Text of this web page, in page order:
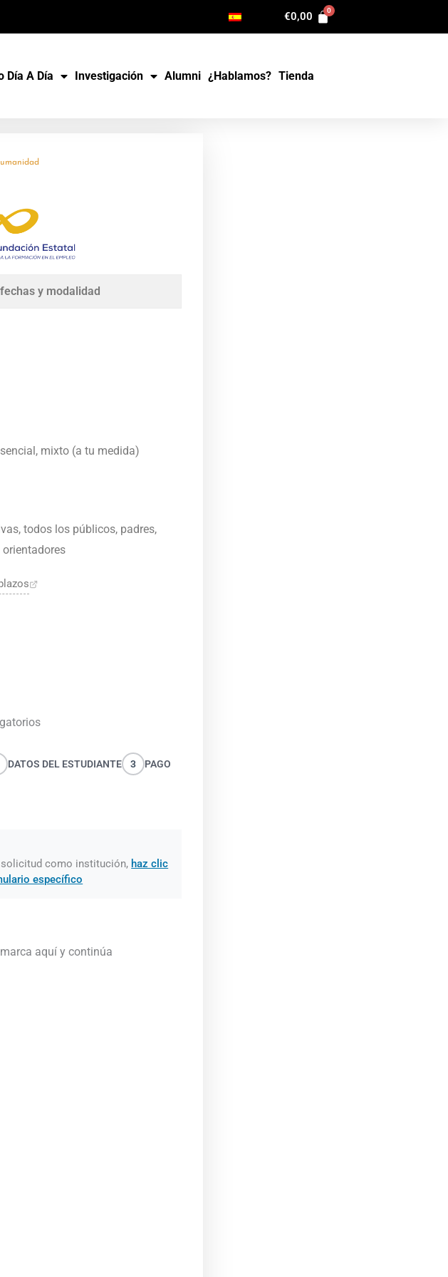
€0,00
Día A Día Investigación Alumni ¿Hablamos? Tienda
y modalidad
mixto (a tu medida)
todos los públicos, padres,
DATOS DEL ESTUDIANTE 3
PAGO
como institución, haz clic
específico
aquí y continúa